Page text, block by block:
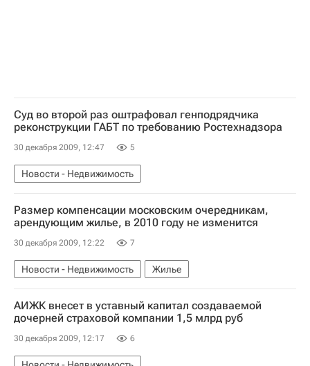
Суд во второй раз оштрафовал генподрядчика
реконструкции ГАБТ по требованию Ростехнадзора
30 декабря 2009, 12:47 5
Новости - Недвижимость
Размер компенсации московским очередникам,
арендующим жилье, в 2010 году не изменится
30 декабря 2009, 12:22 7
Новости - Недвижимость Жилье
АИЖК внесет в уставный капитал создаваемой
дочерней страховой компании 1,5 млрд руб
30 декабря 2009, 12:17 6